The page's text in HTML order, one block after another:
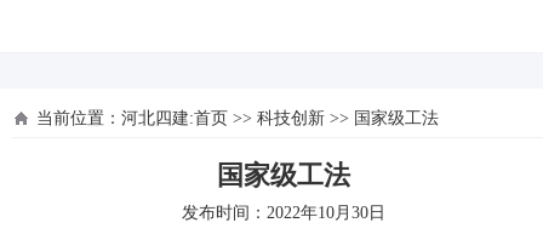
当前位置： 河北四建:首页 >> 科技创新 >> 国家级工法
国家级工法
发布时间：2022年10月30日